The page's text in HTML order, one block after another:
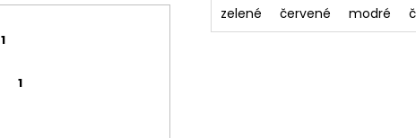
1
1
zelené červené modré